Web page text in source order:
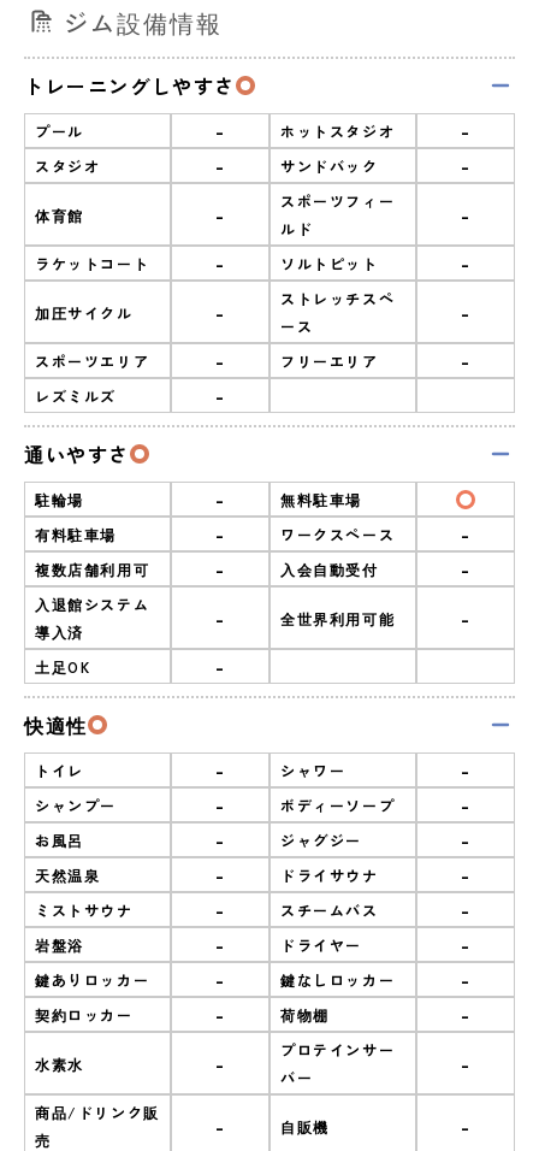
ジム設備情報
トレーニングしやすさ
プール - ホットスタジオ -
スタジオ - サンドバック -
体育館 -
スポーツフィー
ルド
-
ラケットコート - ソルトピット -
加圧サイクル -
ストレッチスペ
ース
-
スポーツエリア - フリーエリア -
レズミルズ -
通いやすさ
駐輪場 -
無料駐車場
有料駐車場
- ワークスペース -
複数店舗利用可 - 入会自動受付 -
入退館システム
導入済
- 全世界利用可能 -
土足OK -
快適性
トイレ - シャワー -
シャンプー - ボディーソープ -
お風呂 - ジャグジー -
天然温泉 - ドライサウナ -
ミストサウナ - スチームバス -
岩盤浴 - ドライヤー -
鍵ありロッカー - 鍵なしロッカー -
契約ロッカー - 荷物棚 -
水素水 -
プロテインサー
バー
-
商品/ドリンク販
売
- 自販機 -